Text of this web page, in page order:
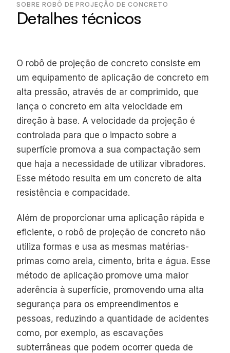
SOBRE ROBÔ DE PROJEÇÃO DE CONCRETO
Detalhes técnicos
O robô de projeção de concreto consiste em
um equipamento de aplicação de concreto em
alta pressão, através de ar comprimido, que
lança o concreto em alta velocidade em
direção à base. A velocidade da projeção é
controlada para que o impacto sobre a
superfície promova a sua compactação sem
que haja a necessidade de utilizar vibradores.
Esse método resulta em um concreto de alta
resistência e compacidade.
Além de proporcionar uma aplicação rápida e
eficiente, o robô de projeção de concreto não
utiliza formas e usa as mesmas matérias-
primas como areia, cimento, brita e água. Esse
método de aplicação promove uma maior
aderência à superfície, promovendo uma alta
segurança para os empreendimentos e
pessoas, reduzindo a quantidade de acidentes
como, por exemplo, as escavações
subterrâneas que podem ocorrer queda de